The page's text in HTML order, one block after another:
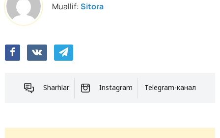
Muallif:Sitora
Sharhlar Instagram Telegram-канал